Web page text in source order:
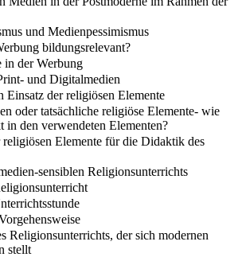
und Medienpessimismus
bildungsrelevant?
in der Werbung
und Digitalmedien
Einsatz der religiösen Elemente
oder tatsächliche religiöse Elemente- wie
in den verwendeten Elementen?
Elemente für die Didaktik des
sensiblen Religionsunterrichts
Religionsunterrichts, der sich modernen
stellt